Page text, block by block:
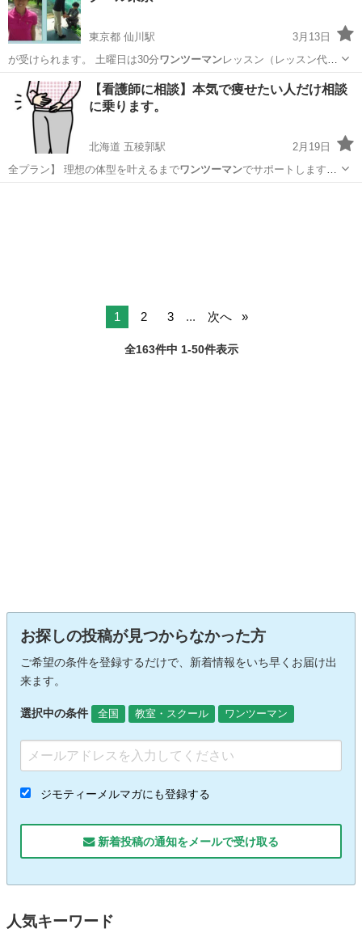
東京都 仙川駅
3月13日
が受けられます。 土曜日は30分ワンツーマンレッスン（レッスン代金
2200円）…
東京 三鷹市 仙川駅 ゴルフ レッスン
【看護師に相談】本気で痩せたい人だけ相談
に乗ります。
北海道 五稜郭駅
2月19日
全プラン】 理想の体型を叶えるまでワンツーマンでサポートします。
日数:理想を叶…
1 2 3 ... 次へ
全163件中 1-50件表示
お探しの投稿が見つからなかった方
ご希望の条件を登録するだけで、新着情報をいち早くお届け出
来ます。
選択中の条件 全国 教室・スクール ワンツーマン
ジモティーメルマガにも登録する
新着投稿の通知をメールで受け取る
人気キーワード